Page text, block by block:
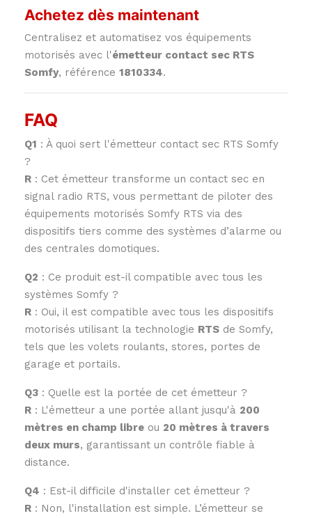
Achetez dès maintenant
Centralisez et automatisez vos équipements
motorisés avec l'émetteur contact sec RTS
Somfy, référence 1810334.
FAQ
Q1 : À quoi sert l'émetteur contact sec RTS Somfy
?
R : Cet émetteur transforme un contact sec en
signal radio RTS, vous permettant de piloter des
équipements motorisés Somfy RTS via des
dispositifs tiers comme des systèmes d’alarme ou
des centrales domotiques.
Q2 : Ce produit est-il compatible avec tous les
systèmes Somfy ?
R : Oui, il est compatible avec tous les dispositifs
motorisés utilisant la technologie RTS de Somfy,
tels que les volets roulants, stores, portes de
garage et portails.
Q3 : Quelle est la portée de cet émetteur ?
R : L'émetteur a une portée allant jusqu'à 200
mètres en champ libre ou 20 mètres à travers
deux murs, garantissant un contrôle fiable à
distance.
Q4 : Est-il difficile d'installer cet émetteur ?
R : Non, l'installation est simple. L’émetteur se